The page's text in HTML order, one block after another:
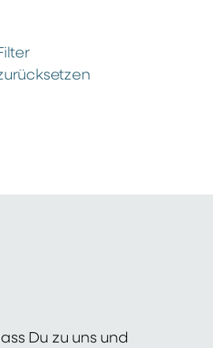
Du zu uns und